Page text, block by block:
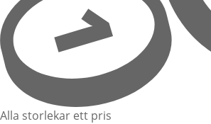
Alla storlekar ett pris